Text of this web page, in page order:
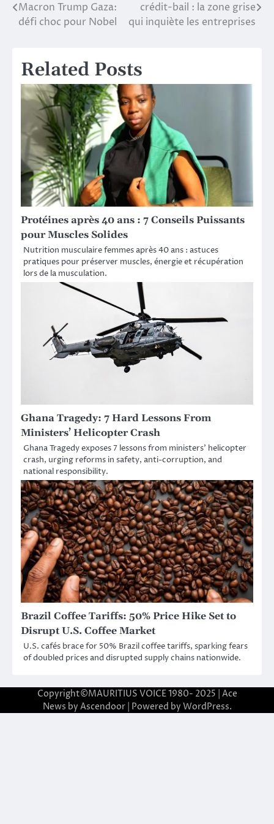
Post
navigation
Macron Trump Gaza:
défi choc pour Nobel
crédit-bail : la zone grise
qui inquiète les entreprises
Related Posts
Protéines après 40 ans : 7 Conseils Puissants
pour Muscles Solides
Nutrition musculaire femmes après 40 ans : astuces
pratiques pour préserver muscles, énergie et récupération
lors de la musculation.
Ghana Tragedy: 7 Hard Lessons From
Ministers’ Helicopter Crash
Ghana Tragedy exposes 7 lessons from ministers’ helicopter
crash, urging reforms in safety, anti-corruption, and
national responsibility.
Brazil Coffee Tariffs: 50% Price Hike Set to
Disrupt U.S. Coffee Market
U.S. cafés brace for 50% Brazil coffee tariffs, sparking fears
of doubled prices and disrupted supply chains nationwide.
Copyright©MAURITIUS VOICE 1980- 2025 | Ace
News by Ascendoor| Powered by WordPress.